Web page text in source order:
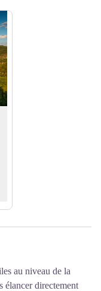
au niveau de la
élancer directement